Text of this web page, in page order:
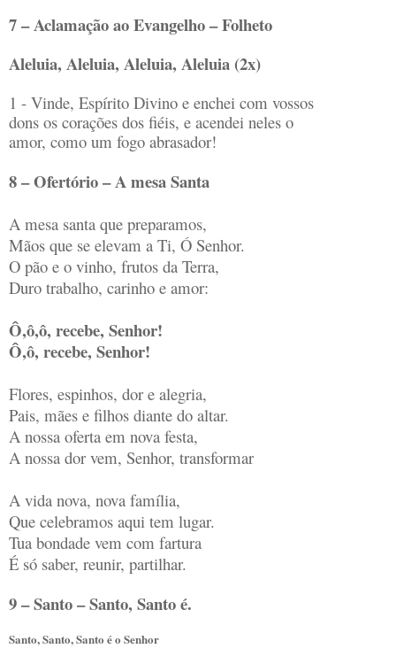
7 – Aclamação ao Evangelho – Folheto
Aleluia, Aleluia, Aleluia, Aleluia (2x)
1 - Vinde, Espírito Divino e enchei com vossos
dons os corações dos fiéis, e acendei neles o
amor, como um fogo abrasador!
8 – Ofertório – A mesa Santa
A mesa santa que preparamos,
Mãos que se elevam a Ti, Ó Senhor.
O pão e o vinho, frutos da Terra,
Duro trabalho, carinho e amor:
Ô,ô,ô, recebe, Senhor!
Ô,ô, recebe, Senhor!
Flores, espinhos, dor e alegria,
Pais, mães e filhos diante do altar.
A nossa oferta em nova festa,
A nossa dor vem, Senhor, transformar
A vida nova, nova família,
Que celebramos aqui tem lugar.
Tua bondade vem com fartura
É só saber, reunir, partilhar.
9 – Santo – Santo, Santo é.
Santo, Santo, Santo é o Senhor